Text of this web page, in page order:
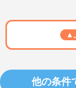
▲
他の条件